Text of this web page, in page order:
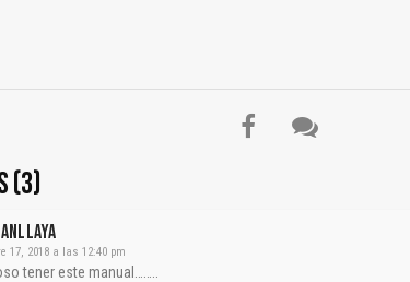
(3)
17, 2018 a las 12:40 pm
tener este manual……..
No carga o no
Reportar otro